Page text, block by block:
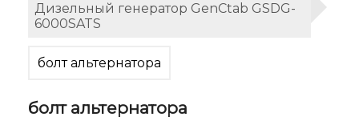
Дизельный генератор GenCtab GSDG-
6000SATS
болт альтернатора
болт альтернатора